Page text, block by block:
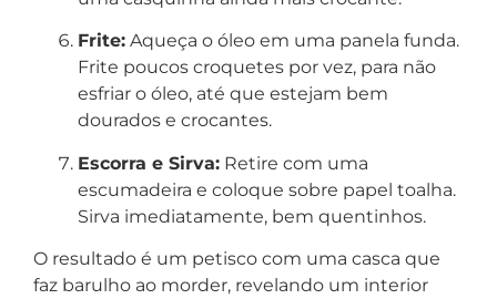
Frite: Aqueça o óleo em uma panela funda.
Frite poucos croquetes por vez, para não
esfriar o óleo, até que estejam bem
dourados e crocantes.
Escorra e Sirva: Retire com uma
escumadeira e coloque sobre papel toalha.
Sirva imediatamente, bem quentinhos.
O resultado é um petisco com uma casca que
faz barulho ao morder, revelando um interior